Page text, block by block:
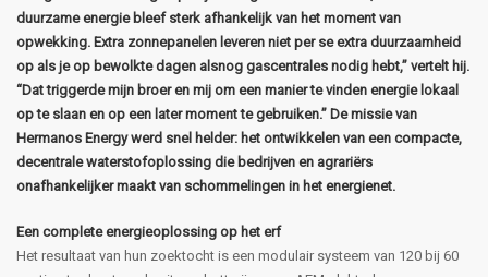
duurzame energie bleef sterk afhankelijk van het moment van
opwekking. Extra zonnepanelen leveren niet per se extra duurzaamheid
op als je op bewolkte dagen alsnog gascentrales nodig hebt,” vertelt hij.
“Dat triggerde mijn broer en mij om een manier te vinden energie lokaal
op te slaan en op een later moment te gebruiken.” De missie van
Hermanos Energy werd snel helder: het ontwikkelen van een compacte,
decentrale waterstofoplossing die bedrijven en agrariërs
onafhankelijker maakt van schommelingen in het energienet.
Een complete energieoplossing op het erf
Het resultaat van hun zoektocht is een modulair systeem van 120 bij 60